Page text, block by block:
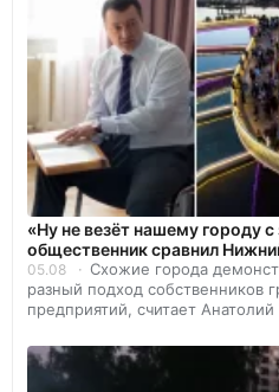
«Ну не везёт нашему городу
общественник сравнил
05.08
Схожие города
разный подход собственников
предприятий, считает Анатолий